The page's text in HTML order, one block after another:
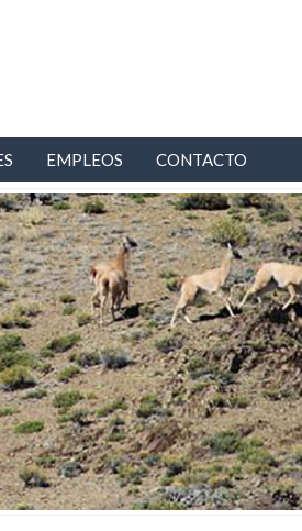
EMPLEOS CONTACTO